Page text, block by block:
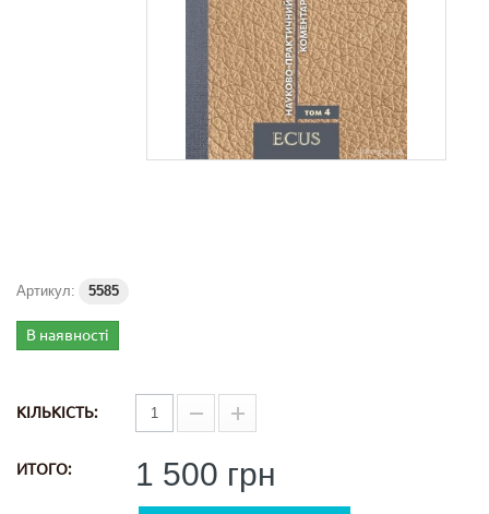
Артикул: 5585
В наявності
КІЛЬКІСТЬ:
ИТОГО: 1 500 грн